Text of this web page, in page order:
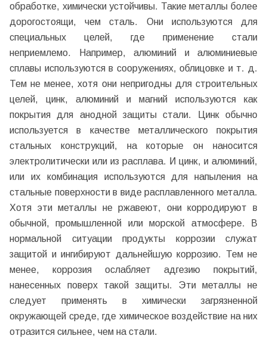
обработке, химически устойчивы. Такие металлы более
дорогостоящи, чем сталь. Они используются для
специальных целей, где применение стали
неприемлемо. Например, алюминий и алюминиевые
сплавы используются в сооружениях, облицовке и т. д.
Тем не менее, хотя они непригодны для строительных
целей, цинк, алюминий и магний используются как
покрытия для анодной защиты стали. Цинк обычно
используется в качестве металлического покрытия
стальных конструкций, на которые он наносится
электролитически или из расплава. И цинк, и алюминий,
или их комбинация используются для напыления на
стальные поверхности в виде расплавленного металла.
Хотя эти металлы не ржавеют, они корродируют в
обычной, промышленной или морской атмосфере. В
нормальной ситуации продукты коррозии служат
защитой и ингибируют дальнейшую коррозию. Тем не
менее, коррозия ослабляет адгезию покрытий,
нанесенных поверх такой защиты. Эти металлы не
следует применять в химически загрязненной
окружающей среде, где химическое воздействие на них
отразится сильнее, чем на стали.